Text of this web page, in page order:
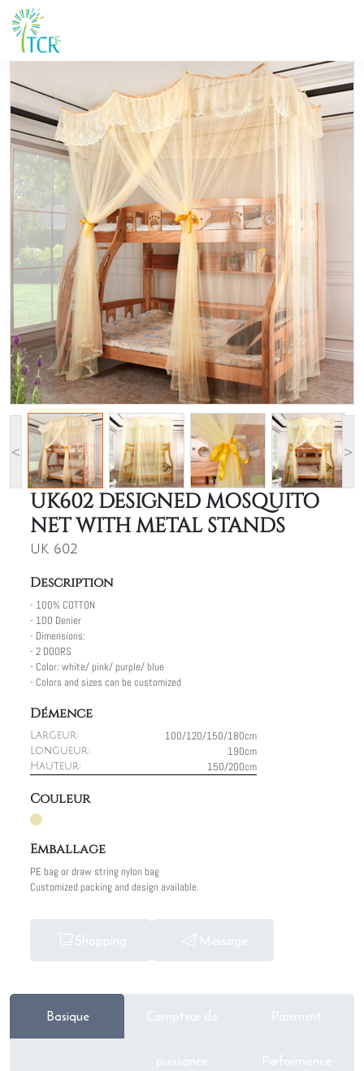
Maison / Produits / UK 602
< >
UK602 DESIGNED MOSQUITO
NET WITH METAL STANDS
UK 602
Description
- 100% COTTON
- 100 Denier
- Dimensions:
- 2 DOORS
- Color: white/ pink/ purple/ blue
- Colors and sizes can be customized
Démence
Largeur: 100/120/150/180cm
Longueur: 190cm
Hauteur: 150/200cm
Couleur
Emballage
PE bag or draw string nylon bag
Customized packing and design available.
Shopping Message
Basique Compteur de
puissance
Paiement
Performance